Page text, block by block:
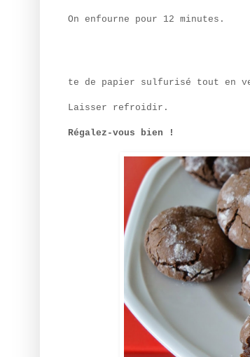
On enfourne pour 12 minutes.
te de papier sulfurisé tout en
Laisser refroidir.
Régalez-vous bien !